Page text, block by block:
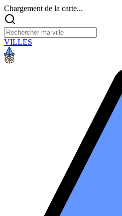
Chargement de la carte...
VILLES